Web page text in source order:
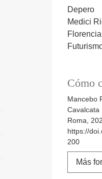
Depero
Medici
Florencia
Cómo
Mancebo
Cavalcata
Roma,
https://
200
Más